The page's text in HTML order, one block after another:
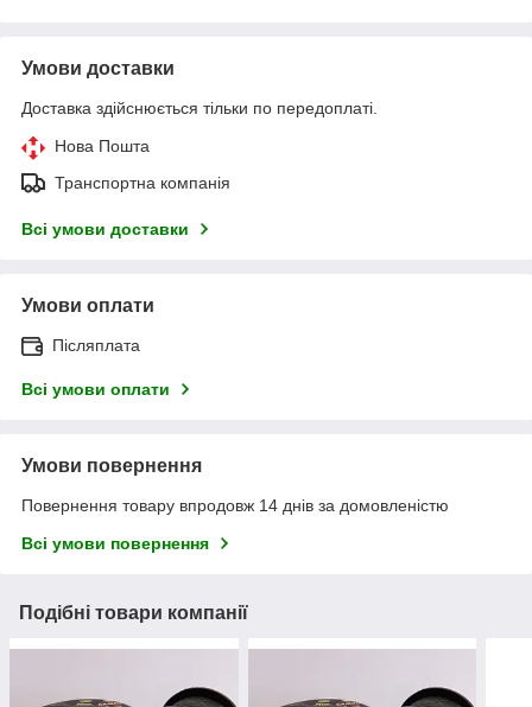
Умови доставки
Доставка здійснюється тільки по передоплаті.
Нова Пошта
Транспортна компанія
Всі умови доставки
Умови оплати
Післяплата
Всі умови оплати
Умови повернення
Повернення товару впродовж 14 днів за домовленістю
Всі умови повернення
Подібні товари компанії